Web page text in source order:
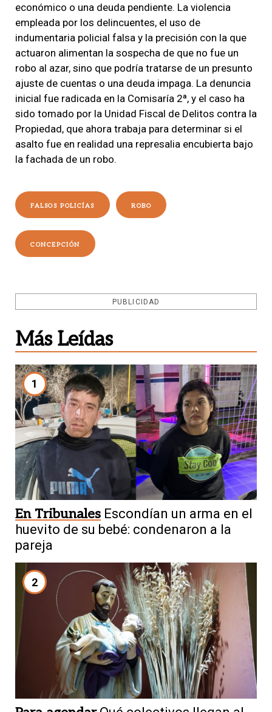
económico o una deuda pendiente. La violencia
empleada por los delincuentes, el uso de
indumentaria policial falsa y la precisión con la que
actuaron alimentan la sospecha de que no fue un
robo al azar, sino que podría tratarse de un presunto
ajuste de cuentas o una deuda impaga. La denuncia
inicial fue radicada en la Comisaría 2ª, y el caso ha
sido tomado por la Unidad Fiscal de Delitos contra la
Propiedad, que ahora trabaja para determinar si el
asalto fue en realidad una represalia encubierta bajo
la fachada de un robo.
FALSOS POLICÍAS ROBO
CONCEPCIÓN
PUBLICIDAD
Más Leídas
1
En Tribunales Escondían un arma en el
huevito de su bebé: condenaron a la
pareja
2